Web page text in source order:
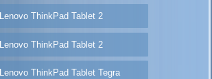
Lenovo ThinkPad Tablet 2
Lenovo ThinkPad Tablet 2
Lenovo ThinkPad Tablet Tegra